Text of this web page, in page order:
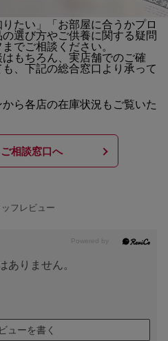
たい」「お部屋に合うかプロ
選び方やご供養に関する疑問
でご相談ください。
もちろん、実店舗でのご確
、下記の総合窓口より承って
ら各店の在庫状況もご覧いた
相談窓口へ
フレビュー
ありません。
ューを書く